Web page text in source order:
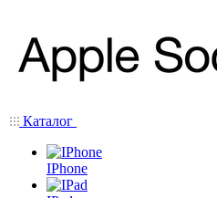
Каталог
IPhone